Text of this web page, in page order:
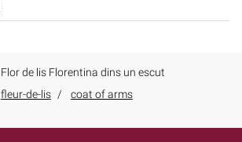
Flor de lis Florentina dins un escut
fleur-de-lis coat of arms